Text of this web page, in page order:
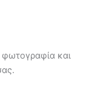
φωτογραφία και